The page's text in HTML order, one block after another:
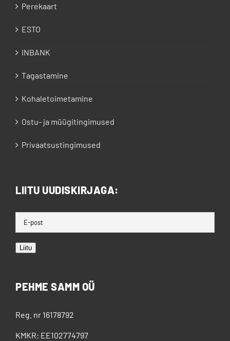
Perekaart
ESTO
INBANK
Tagastamine
Kohaletoimetamine
Ostu- ja müügitingimused
Privaatsustingimused
LIITU UUDISKIRJAGA:
Liitu
PEHME SAMM OÜ
Reg. nr 16178792
KMKR: EE102774797